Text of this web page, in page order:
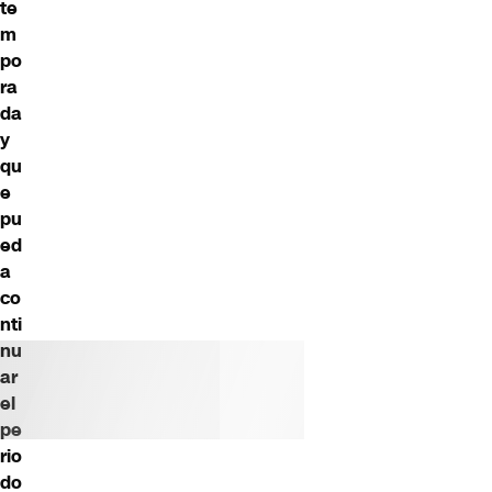
te
m
po
ra
da
y
qu
e
pu
ed
a
co
nti
nu
ar
el
pe
rio
do